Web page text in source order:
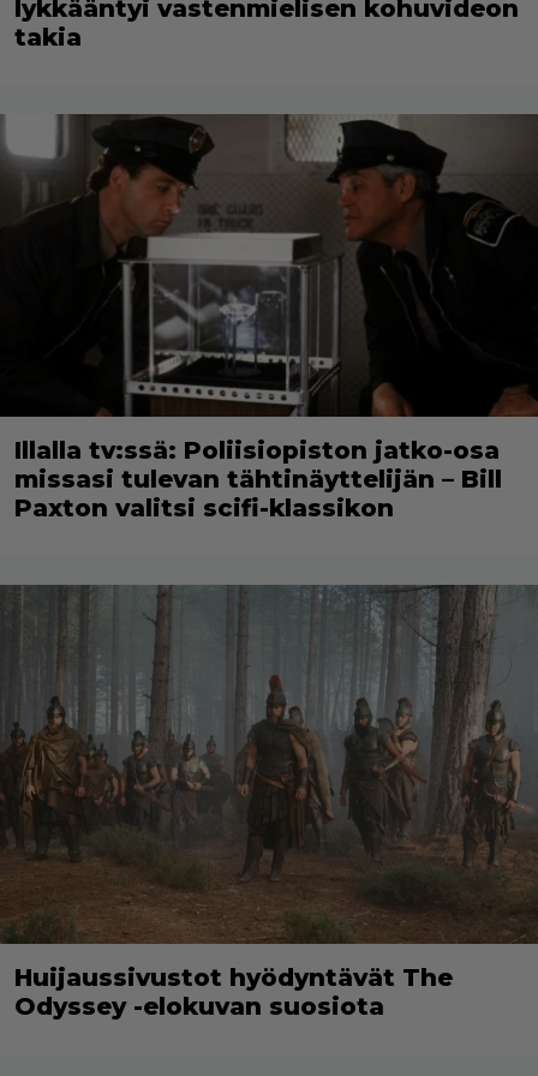
lykkääntyi vastenmielisen kohuvideon
takia
Illalla tv:ssä: Poliisiopiston jatko-osa
missasi tulevan tähtinäyttelijän – Bill
Paxton valitsi scifi-klassikon
Huijaussivustot hyödyntävät The
Odyssey -elokuvan suosiota